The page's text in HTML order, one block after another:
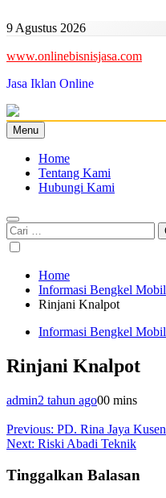
to
9 Agustus 2026
www.onlinebisnisjasa.com
Jasa Iklan Online
Menu
Home
Tentang Kami
Hubungi Kami
Cari
untuk:
Home
Informasi Bengkel Mobil
Rinjani Knalpot
Informasi Bengkel Mobil
Rinjani Knalpot
admin2 tahun ago00 mins
Navigasi
pos
Previous: PD. Rina Jaya Kusen
Next: Riski Abadi Teknik
Tinggalkan Balasan